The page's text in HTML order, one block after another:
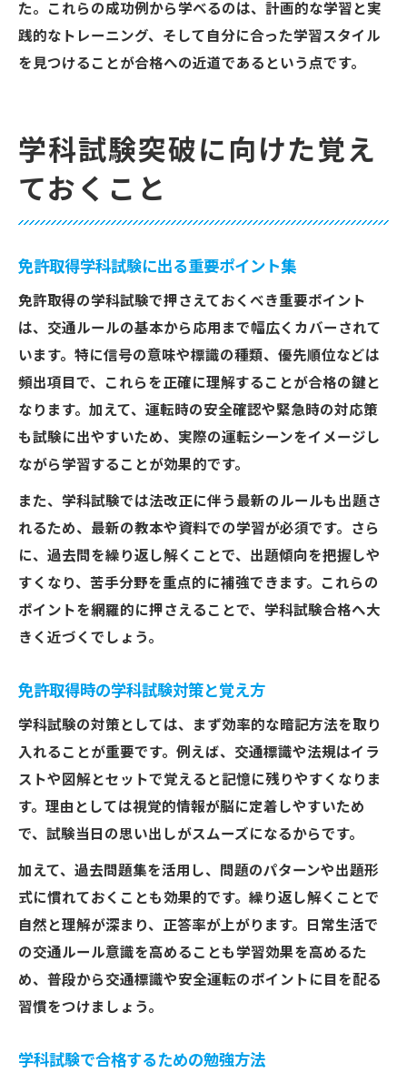
た。これらの成功例から学べるのは、計画的な学習と実
践的なトレーニング、そして自分に合った学習スタイル
を見つけることが合格への近道であるという点です。
学科試験突破に向けた覚え
ておくこと
免許取得学科試験に出る重要ポイント集
免許取得の学科試験で押さえておくべき重要ポイント
は、交通ルールの基本から応用まで幅広くカバーされて
います。特に信号の意味や標識の種類、優先順位などは
頻出項目で、これらを正確に理解することが合格の鍵と
なります。加えて、運転時の安全確認や緊急時の対応策
も試験に出やすいため、実際の運転シーンをイメージし
ながら学習することが効果的です。
また、学科試験では法改正に伴う最新のルールも出題さ
れるため、最新の教本や資料での学習が必須です。さら
に、過去問を繰り返し解くことで、出題傾向を把握しや
すくなり、苦手分野を重点的に補強できます。これらの
ポイントを網羅的に押さえることで、学科試験合格へ大
きく近づくでしょう。
免許取得時の学科試験対策と覚え方
学科試験の対策としては、まず効率的な暗記方法を取り
入れることが重要です。例えば、交通標識や法規はイラ
ストや図解とセットで覚えると記憶に残りやすくなりま
す。理由としては視覚的情報が脳に定着しやすいため
で、試験当日の思い出しがスムーズになるからです。
加えて、過去問題集を活用し、問題のパターンや出題形
式に慣れておくことも効果的です。繰り返し解くことで
自然と理解が深まり、正答率が上がります。日常生活で
の交通ルール意識を高めることも学習効果を高めるた
め、普段から交通標識や安全運転のポイントに目を配る
習慣をつけましょう。
学科試験で合格するための勉強方法